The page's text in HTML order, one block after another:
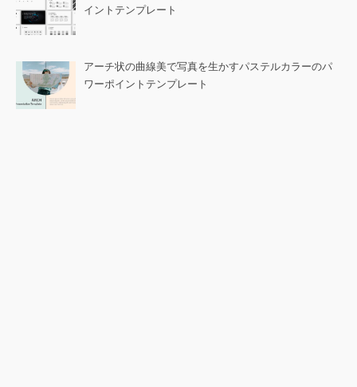
イントテンプレート
アーチ状の曲線美で写真を生かすパステルカラーのパ
ワーポイントテンプレート